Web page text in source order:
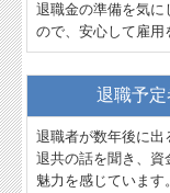
退職金の準備を気に
ので、安心して雇用
退職予
退職者が数年後に出
退共の話を聞き、資
魅力を感じています